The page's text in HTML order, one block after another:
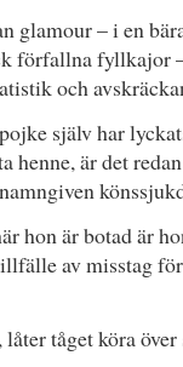
glamour – i en
förfallna fyllkajor
och
själv har
henne, är det
hon är botad är
av misstag
tåget köra över